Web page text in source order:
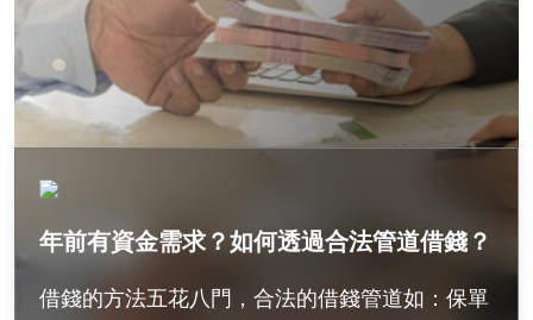
年前有資金需求？如何透過合法管道借錢？
借錢的方法五花八門，合法的借錢管道如：保單